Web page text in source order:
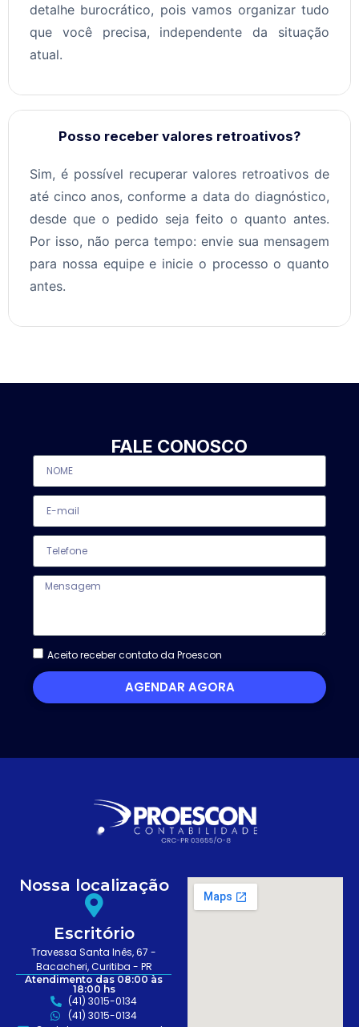
detalhe burocrático, pois vamos organizar tudo
que você precisa, independente da situação
atual.
Posso receber valores retroativos?
Sim, é possível recuperar valores retroativos de
até cinco anos, conforme a data do diagnóstico,
desde que o pedido seja feito o quanto antes.
Por isso, não perca tempo: envie sua mensagem
para nossa equipe e inicie o processo o quanto
antes.
FALE CONOSCO
Aceito receber contato da Proescon
AGENDAR AGORA
Nossa localização
Escritório
Travessa Santa Inês, 67 -
Bacacheri, Curitiba - PR
Atendimento das 08:00 às
18:00 hs
(41) 3015-0134
(41) 3015-0134